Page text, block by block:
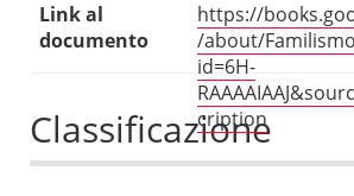
Link al
documento
https://
/about/
id=6H-
cription
Classificazione